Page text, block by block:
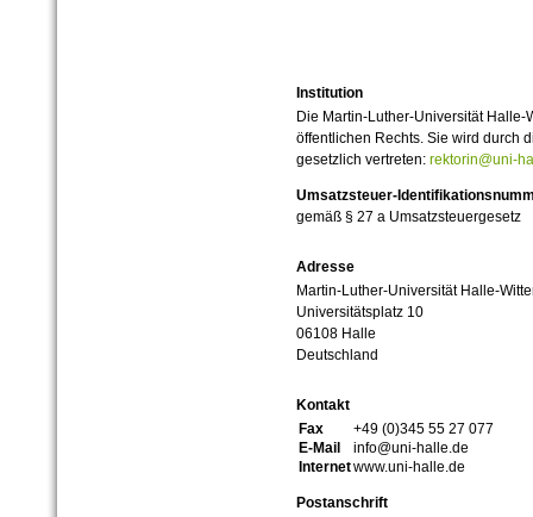
Institution
Die Martin-Luther-Universität
öffentlichen Rechts. Sie wird durch
gesetzlich vertreten: rektorin@uni-
Umsatzsteuer-
gemäß § 27 a Umsatzsteuergesetz
Adresse
Martin-Luther-Universität Halle-
Universitätsplatz 10
06108 Halle
Deutschland
Kontakt
Fax
+49 (0)345 55 27 077
E-Mail
info@uni-halle.de
Internetwww.uni-halle.de
Postanschrift